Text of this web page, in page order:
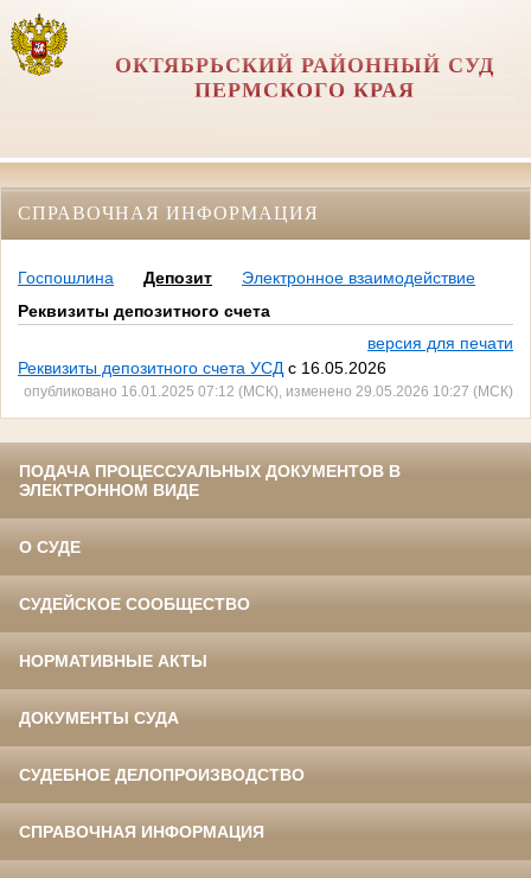
ОКТЯБРЬСКИЙ РАЙОННЫЙ СУД
ПЕРМСКОГО КРАЯ
СПРАВОЧНАЯ ИНФОРМАЦИЯ
Госпошлина Депозит
Электронное взаимодействие
Реквизиты депозитного счета
версия для печати
Реквизиты депозитного счета УСД с 16.05.2026
опубликовано 16.01.2025 07:12 (МСК), изменено 29.05.2026 10:27 (МСК)
ПОДАЧА ПРОЦЕССУАЛЬНЫХ ДОКУМЕНТОВ В
ЭЛЕКТРОННОМ ВИДЕ
О СУДЕ
СУДЕЙСКОЕ СООБЩЕСТВО
НОРМАТИВНЫЕ АКТЫ
ДОКУМЕНТЫ СУДА
СУДЕБНОЕ ДЕЛОПРОИЗВОДСТВО
СПРАВОЧНАЯ ИНФОРМАЦИЯ